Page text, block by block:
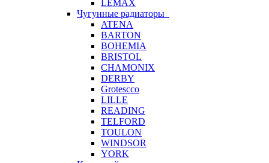
LEMAX
Чугунные радиаторы
ATENA
BARTON
BOHEMIA
BRISTOL
CHAMONIX
DERBY
Grotescco
LILLE
READING
TELFORD
TOULON
WINDSOR
YORK